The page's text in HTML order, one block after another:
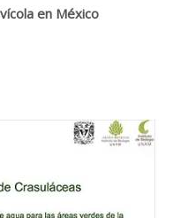
en México